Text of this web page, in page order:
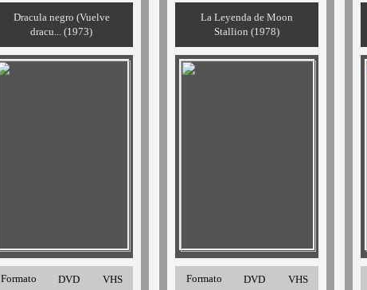
Dracula negro (Vuelve
dracu... (1973)
Formato DVD VHS
La Leyenda de Moon
Stallion (1978)
Formato DVD VHS